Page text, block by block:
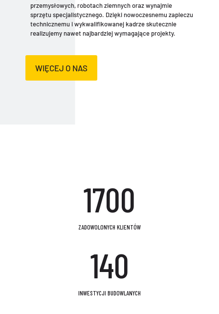
przemysłowych, robotach ziemnych oraz wynajmie
sprzętu specjalistycznego. Dzięki nowoczesnemu zapleczu
technicznemu i wykwalifikowanej kadrze skutecznie
realizujemy nawet najbardziej wymagające projekty.
WIĘCEJ O NAS
1700
ZADOWOLONYCH KLIENTÓW
140
INWESTYCJI BUDOWLANYCH